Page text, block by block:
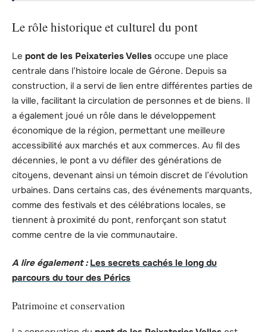
Le rôle historique et culturel du pont
Le pont de les Peixateries Velles occupe une place
centrale dans l’histoire locale de Gérone. Depuis sa
construction, il a servi de lien entre différentes parties de
la ville, facilitant la circulation de personnes et de biens. Il
a également joué un rôle dans le développement
économique de la région, permettant une meilleure
accessibilité aux marchés et aux commerces. Au fil des
décennies, le pont a vu défiler des générations de
citoyens, devenant ainsi un témoin discret de l’évolution
urbaines. Dans certains cas, des événements marquants,
comme des festivals et des célébrations locales, se
tiennent à proximité du pont, renforçant son statut
comme centre de la vie communautaire.
A lire également : Les secrets cachés le long du
parcours du tour des Pérics
Patrimoine et conservation